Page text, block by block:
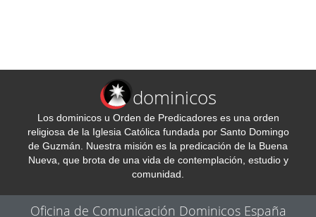
dominicos
Los dominicos u Orden de Predicadores es una orden
religiosa de la Iglesia Católica fundada por Santo Domingo
de Guzmán. Nuestra misión es la predicación de la Buena
Nueva, que brota de una vida de contemplación, estudio y
comunidad.
Oficina de Comunicación Dominicos España